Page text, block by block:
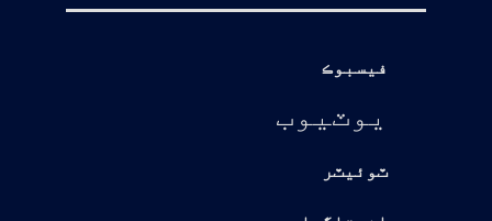
فيسبوڪ
يوٽيوب
ٽوئيٽر